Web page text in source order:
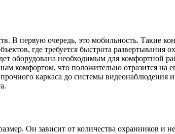
В первую очередь, это мобильность. Такие
где требуется быстрота развертывания
оборудована необходимым для комфортной
комфортом, что положительно отразится на
каркаса до системы видеонаблюдения
Он зависит от количества охранников и